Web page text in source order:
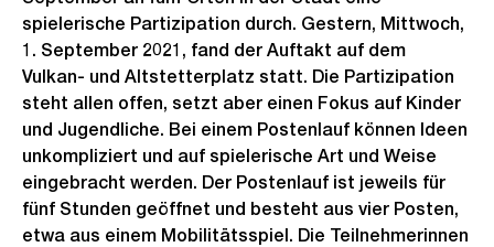
spielerische Partizipation durch. Gestern, Mittwoch,
1. September 2021, fand der Auftakt auf dem
Vulkan- und Altstetterplatz statt. Die Partizipation
steht allen offen, setzt aber einen Fokus auf Kinder
und Jugendliche. Bei einem Postenlauf können Ideen
unkompliziert und auf spielerische Art und Weise
eingebracht werden. Der Postenlauf ist jeweils für
fünf Stunden geöffnet und besteht aus vier Posten,
etwa aus einem Mobilitätsspiel. Die Teilnehmerinnen